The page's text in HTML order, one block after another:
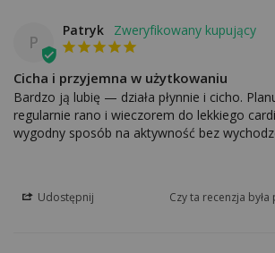
P
Patryk
Cicha i przyjemna w użytkowaniu
Bardzo ją lubię — działa płynnie i cicho.
regularnie rano i wieczorem do lekkiego
wygodny sposób na aktywność bez
Udostępnij Czy ta recenzja